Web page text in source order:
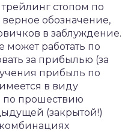
трейлинг стопом по
обозначение,
в заблуждение.
может работать по
за прибылью (за
прибыль по
в виду
по прошествию
(закрытой!)